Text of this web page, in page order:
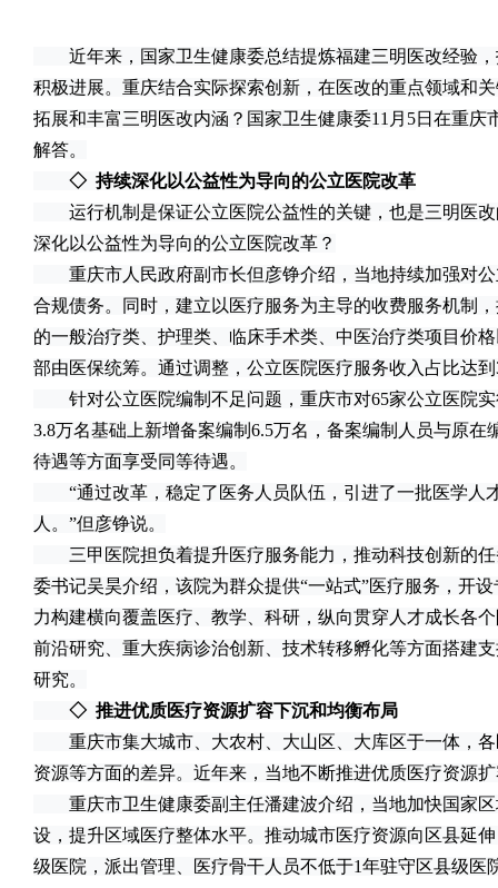
近年来，国家卫生健康委总结提炼福建三明医改经验，
积极进展。重庆结合实际探索创新，在医改的重点领域和
拓展和丰富三明医改内涵？国家卫生健康委11月5日在重庆
解答。
◇ 持续深化以公益性为导向的公立医院改革
运行机制是保证公立医院公益性的关键，也是三明医改
深化以公益性为导向的公立医院改革？
重庆市人民政府副市长但彦铮介绍，当地持续加强对公
合规债务。同时，建立以医疗服务为主导的收费服务机制
的一般治疗类、护理类、临床手术类、中医治疗类项目价
部由医保统筹。通过调整，公立医院医疗服务收入占比达到
针对公立医院编制不足问题，重庆市对65家公立医院实
3.8万名基础上新增备案编制6.5万名，备案编制人员与原
待遇等方面享受同等待遇。
“通过改革，稳定了医务人员队伍，引进了一批医学人
人。”但彦铮说。
三甲医院担负着提升医疗服务能力，推动科技创新的任
委书记吴昊介绍，该院为群众提供“一站式”医疗服务，开
力构建横向覆盖医疗、教学、科研，纵向贯穿人才成长各
前沿研究、重大疾病诊治创新、技术转移孵化等方面搭建
研究。
◇ 推进优质医疗资源扩容下沉和均衡布局
重庆市集大城市、大农村、大山区、大库区于一体，各
资源等方面的差异。近年来，当地不断推进优质医疗资源
重庆市卫生健康委副主任潘建波介绍，当地加快国家区
设，提升区域医疗整体水平。推动城市医疗资源向区县延
级医院，派出管理、医疗骨干人员不低于1年驻守区县级医